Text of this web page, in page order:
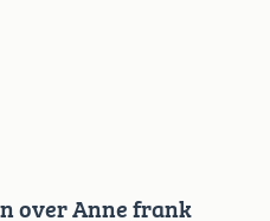
over Anne frank